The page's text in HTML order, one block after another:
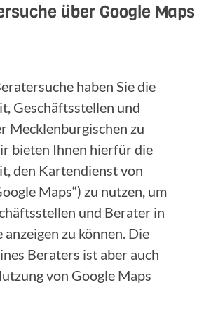
über Google Maps
haben Sie die
Geschäftsstellen und
Mecklenburgischen zu
bieten Ihnen hierfür die
den Kartendienst von
Maps“) zu nutzen, um
und Berater in
anzeigen zu können. Die
Beraters ist aber auch
von Google Maps